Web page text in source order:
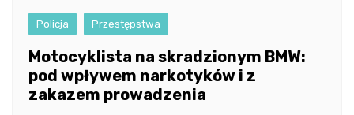
Policja Przestępstwa
Motocyklista na skradzionym BMW:
pod wpływem narkotyków i z
zakazem prowadzenia